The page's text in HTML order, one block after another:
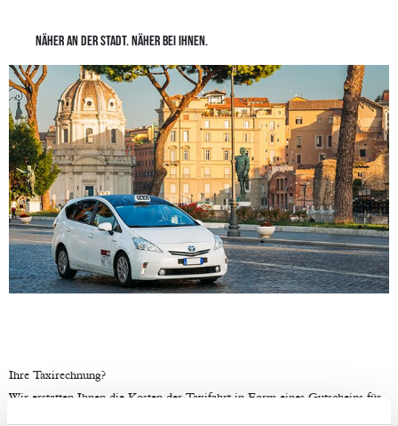
NÄHER AN DER STADT. NÄHER BEI IHNEN.
Ihre Taxirechnung?
Wir erstatten Ihnen die Kosten der Taxifahrt in Form eines Gutscheins für